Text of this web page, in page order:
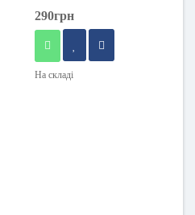
290грн
На складі